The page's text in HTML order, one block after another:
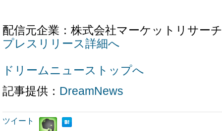
配信元企業：株式会社マーケットリサー
プレスリリース詳細へ
ドリームニューストップへ
記事提供： DreamNews
ツイート